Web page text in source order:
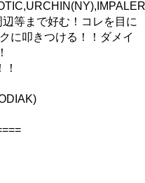
等まで好む！コレを目に
に叩きつける！！ダメイ